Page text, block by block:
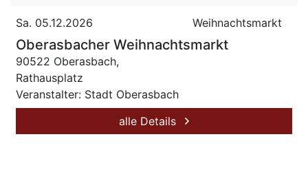
Sa. 05.12.2026 Weihnachtsmarkt
Oberasbacher Weihnachtsmarkt
90522 Oberasbach,
Rathausplatz
Veranstalter: Stadt Oberasbach
alle Details